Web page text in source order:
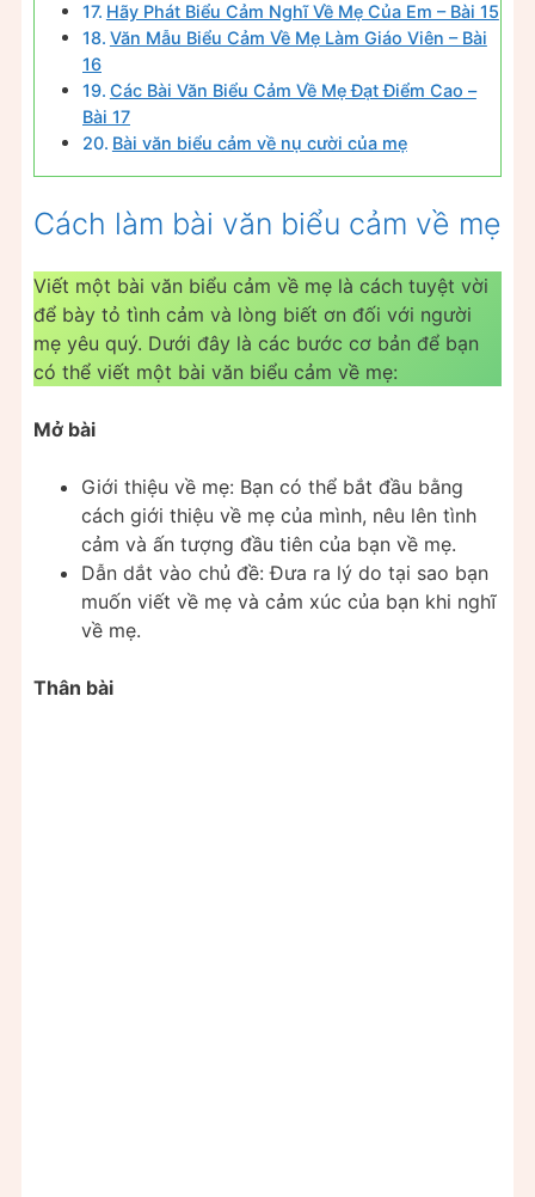
Hãy Phát Biểu Cảm Nghĩ Về Mẹ Của Em – Bài 15
Văn Mẫu Biểu Cảm Về Mẹ Làm Giáo Viên – Bài
16
Các Bài Văn Biểu Cảm Về Mẹ Đạt Điểm Cao –
Bài 17
Bài văn biểu cảm về nụ cười của mẹ
Cách làm bài văn biểu cảm về mẹ
Viết một bài văn biểu cảm về mẹ là cách tuyệt vời
để bày tỏ tình cảm và lòng biết ơn đối với người
mẹ yêu quý. Dưới đây là các bước cơ bản để bạn
có thể viết một bài văn biểu cảm về mẹ:
Mở bài
Giới thiệu về mẹ: Bạn có thể bắt đầu bằng
cách giới thiệu về mẹ của mình, nêu lên tình
cảm và ấn tượng đầu tiên của bạn về mẹ.
Dẫn dắt vào chủ đề: Đưa ra lý do tại sao bạn
muốn viết về mẹ và cảm xúc của bạn khi nghĩ
về mẹ.
Thân bài